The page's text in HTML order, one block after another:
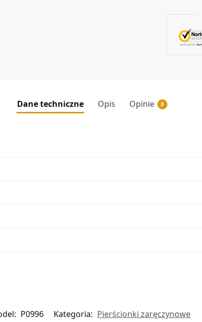
Dane techniczne Opis Opinie 0
P0996 Kategoria: Pierścionki zaręczynowe